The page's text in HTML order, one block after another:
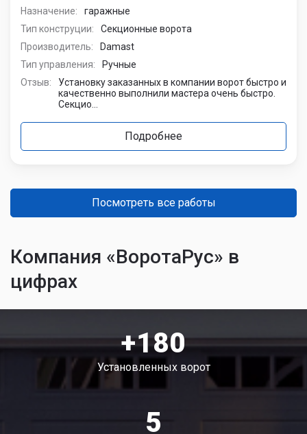
Назначение:
гаражные
Тип конструции:
Секционные ворота
Производитель:
Damast
Тип управления:
Ручные
Отзыв:
Установку заказанных в компании ворот быстро и
качественно выполнили мастера очень быстро.
Секцио...
Подробнее
Посмотреть все работы
Компания «ВоротаРус» в
цифрах
+180
Установленных ворот
5